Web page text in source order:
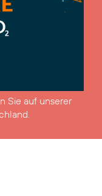
Sie auf unserer
.